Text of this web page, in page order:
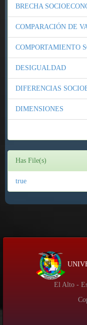
BRECHA
COMPARACIÓN DE
COMPORTAMIENTO
DESIGUALDAD
DIFERENCIAS
DIMENSIONES
Has File(s)
true
El Alto -